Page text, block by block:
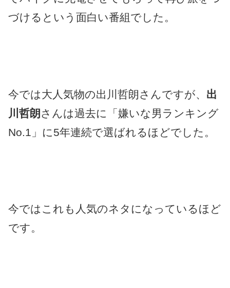
づけるという面白い番組でした。
今では大人気物の出川哲朗さんですが、 出
川哲朗 さんは過去に「嫌いな男ランキング
No.1」に5年連続で選ばれるほどでした。
今ではこれも人気のネタになっているほど
です。